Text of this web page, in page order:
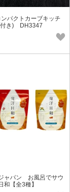
パクトカーブキッチ
付き) DH3347
ャパン お風呂でサウ
【全3種】